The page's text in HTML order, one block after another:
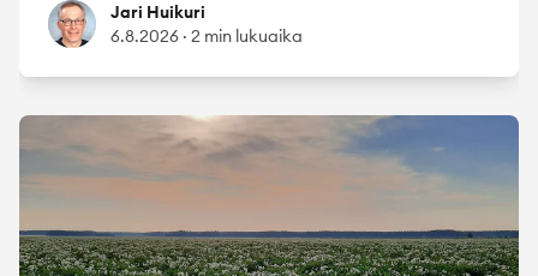
Jari HuikuriJari Huikuri
6.8.2026 · 2 min lukuaika